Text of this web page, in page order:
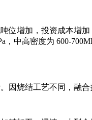
位增加，投资成本增
，中高密度为 600-
因烧结工艺不同，融